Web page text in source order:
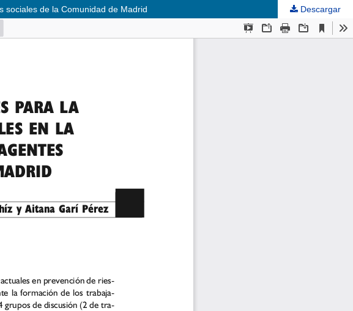
sociales de la Comunidad de Madrid Descargar